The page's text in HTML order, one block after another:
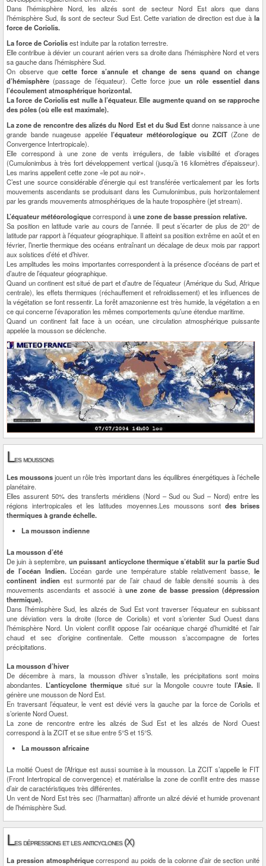
Dans l’hémisphère Nord, les alizés sont de secteur Nord Est alors que dans
l’hémisphère Sud, ils sont de secteur Sud Est. Cette variation de direction est due à la
force de Coriolis.
La force de Coriolisest induite par la rotation terrestre.
Elle contribue à dévier un courant aérien vers sa droite dans l’hémisphère Nord et vers
sa gauche dans l’hémisphère Sud.
On observe quecette force s’annule et change de sens quand on change
d’hémisphère(passage de l’équateur). Cette force joue un rôle essentiel dans
l’écoulement atmosphérique horizontal.
La force de Coriolis est nulle à l’équateur. Elle augmente quand on se rapproche
des pôles (où elle est maximale).
La zone de rencontre des alizés du Nord Est et du Sud Estdonne naissance à une
grande bande nuageuse appeléel’équateur météorologique ou ZCIT(Zone de
Convergence Intertropicale).
Elle correspond à une zone de vents irréguliers, de faible visibilité et d’orages
(Cumulonimbus à très fort développement vertical (jusqu’à 16 kilomètres d’épaisseur).
Les marins appellent cette zone «le pot au noir».
C’est une source considérable d’énergie qui est transférée verticalement par les forts
mouvements ascendants se produisant dans les Cumulonimbus, puis horizontalement
par les grands mouvements atmosphériques de la haute troposphère (jet stream).
L’équateur météorologiquecorrespond àune zone de basse pression relative.
Sa position en latitude varie au cours de l’année. Il peut s’écarter de plus de 20° de
latitude par rapport à l’équateur géographique. Il atteint sa position extrême en août et en
février, l’inertie thermique des océans entraînant un décalage de deux mois par rapport
aux solstices d’été et d’hiver.
Les amplitudes les moins importantes correspondent à la présence d’océans de part et
d’autre de l’équateur géographique.
Quand un continent est situé de part et d’autre de l’équateur (Amérique du Sud, Afrique
centrale), les effets thermiques (réchauffement et refroidissement) et les influences de
la végétation se font ressentir. La forêt amazonienne est très humide, la végétation a en
ce qui concerne l’évaporation les mêmes comportements qu’une étendue maritime.
Quand un continent fait face à un océan, une circulation atmosphérique puissante
appelée la mousson se déclenche.
Les moussons
Les moussonsjouent un rôle très important dans les équilibres énergétiques à l’échelle
planétaire.
Elles assurent 50% des transferts méridiens (Nord – Sud ou Sud – Nord) entre les
régions intertropicales et les latitudes moyennes.Les moussons sont des brises
thermiques à grande échelle.
La mousson indienne
La mousson d’été
De juin à septembre, un puissant anticyclone thermique s’établit sur la partie Sud
de l’océan Indien. L’océan garde une température stable relativement basse,le
continent indien est surmonté par de l’air chaud de faible densité soumis à des
mouvements ascendants et associé à une zone de basse pression (dépression
thermique).
Dans l’hémisphère Sud, les alizés de Sud Est vont traverser l’équateur en subissant
une déviation vers la droite (force de Coriolis) et vont s’orienter Sud Ouest dans
l’hémisphère Nord. Un violent conflit oppose l’air océanique chargé d’humidité et l’air
chaud et sec d’origine continentale. Cette mousson s’accompagne de fortes
précipitations.
La mousson d’hiver
De décembre à mars, la mousson d’hiver s’installe, les précipitations sont moins
abondantes. L’anticyclone thermique situé sur la Mongolie couvre toutel’Asie. Il
génère une mousson de Nord Est.
En traversant l’équateur, le vent est dévié vers la gauche par la force de Coriolis et
s’oriente Nord Ouest.
La zone de rencontre entre les alizés de Sud Est et les alizés de Nord Ouest
correspond à la ZCIT et se situe entre 5°S et 15°S.
La mousson africaine
La moitié Ouest de l’Afrique est aussi soumise à la mousson. La ZCIT s’appelle le FIT
(Front Intertropical de convergence) et matérialise la zone de conflit entre des masse
d’air de caractéristiques très différentes.
Un vent de Nord Est très sec (l’harmattan) affronte un alizé dévié et humide provenant
de l’hémisphère Sud.
Les dépressions et les anticyclones (X)
La pression atmosphériquecorrespond au poids de la colonne d’air de section unité